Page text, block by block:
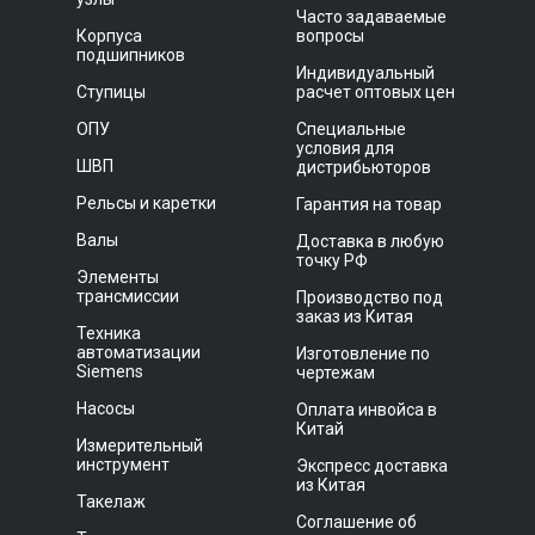
Корпуса
подшипников
Ступицы
ОПУ
ШВП
Рельсы и каретки
Валы
Элементы
трансмиссии
Техника
автоматизации
Siemens
Насосы
Измерительный
инструмент
Такелаж
Часто задаваемые
вопросы
Индивидуальный
расчет оптовых цен
Специальные
условия для
дистрибьюторов
Гарантия на товар
Доставка в любую
точку РФ
Производство под
заказ из Китая
Изготовление по
чертежам
Оплата инвойса в
Китай
Экспресс доставка
из Китая
Соглашение об